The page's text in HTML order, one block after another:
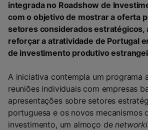
integrada no Roadshow de
com o objetivo de mostrar a oferta
setores considerados estratégicos,
reforçar a atratividade de Portugal
de investimento produtivo
A iniciativa contempla um programa
reuniões individuais com empresas
apresentações sobre setores
portuguesa e os novos mecanismos
investimento, um almoço de